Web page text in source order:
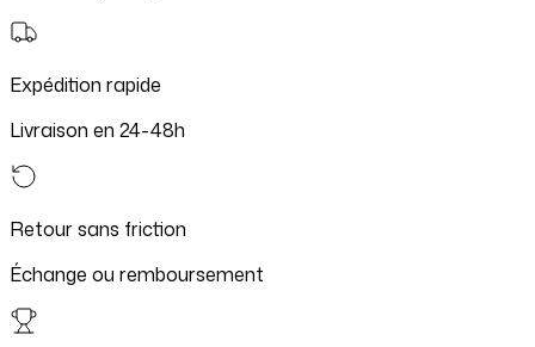
Expédition rapide
Livraison en 24-48h
Retour sans friction
Échange ou remboursement